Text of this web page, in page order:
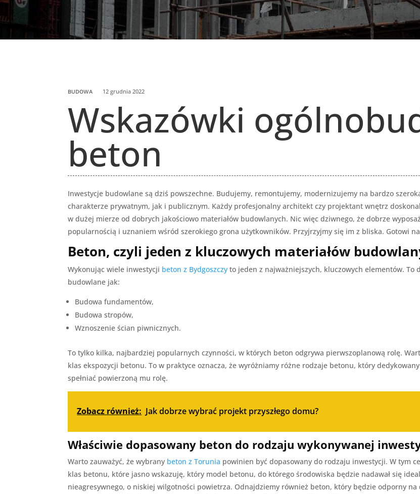
BUDOWA 12 grudnia 2022
Wskazówki
beton
Inwestycje budowlane są dziś powszechne. Budujemy, remontujemy, modernizujemy na bardzo
charakterze prywatnym, jak i publicznym. Każdy profesjonalny architekt czy projektant wnętrz
w dużej mierze od dobrych jakościowo materiałów budowlanych. Nic więc dziwnego, że dobrze
popularnością i uznaniem wśród szerokiego grona użytkowników. Przyjrzyjmy się im z bliska. Gotowi
Beton, czyli jeden z kluczowych materiałów
Wykonując wiele inwestycji beton z Bydgoszczy to jeden z najważniejszych, kluczowych elementów.
budowlane jak:
Budowa fundamentów,
Budowa stropów,
Wznoszenie ścian piwnicznych.
To tylko kilka, najbardziej popularnych czynności, w których beton odgrywa pierwszoplanową rolę.
klas ekspozycji betonu. To w praktyce oznacza, że wyróżniamy różne rodzaje betonu, który
spełniać powierzoną mu rolę.
Zobacz również: Jak dobrze wybrać projekt przyszłego domu?
Właściwie dopasowany beton do rodzaju wykonywanej
Warto zauważyć, że wybrany beton z Torunia powinien być dopasowany do rodzaju inwestycji. W tym
klas betonu, które jasno wskazuję, który model betonu, do którego środowiska będzie nadawał się
nieagresywnego, o niskiej wilgotności powietrza. Odnajdziemy również beton, który będzie odporny